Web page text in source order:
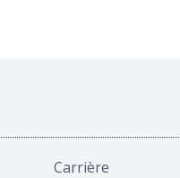
Carrière